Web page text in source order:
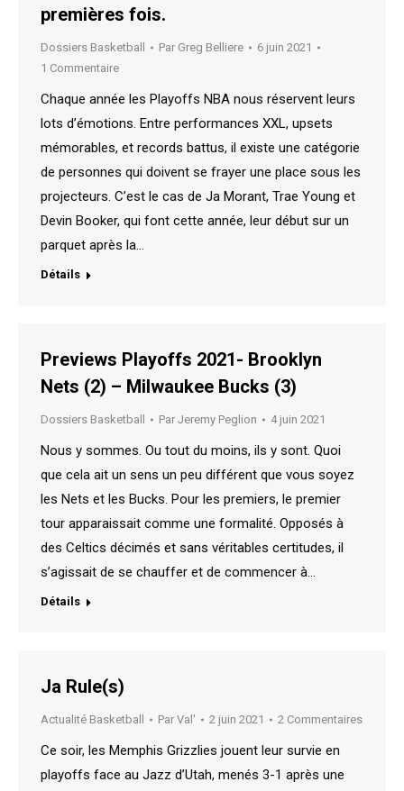
premières fois.
Dossiers Basketball Par Greg Belliere
6 juin 2021
1 Commentaire
Chaque année les Playoffs NBA nous réservent leurs
lots d’émotions. Entre performances XXL, upsets
mémorables, et records battus, il existe une catégorie
de personnes qui doivent se frayer une place sous les
projecteurs. C’est le cas de Ja Morant, Trae Young et
Devin Booker, qui font cette année, leur début sur un
parquet après la…
Détails
Previews Playoffs 2021- Brooklyn
Nets (2) – Milwaukee Bucks (3)
Dossiers Basketball Par Jeremy Peglion 4 juin 2021
Nous y sommes. Ou tout du moins, ils y sont. Quoi
que cela ait un sens un peu différent que vous soyez
les Nets et les Bucks. Pour les premiers, le premier
tour apparaissait comme une formalité. Opposés à
des Celtics décimés et sans véritables certitudes, il
s’agissait de se chauffer et de commencer à…
Détails
Ja Rule(s)
Actualité Basketball Par Val' 2 juin 2021 2 Commentaires
Ce soir, les Memphis Grizzlies jouent leur survie en
playoffs face au Jazz d’Utah, menés 3-1 après une